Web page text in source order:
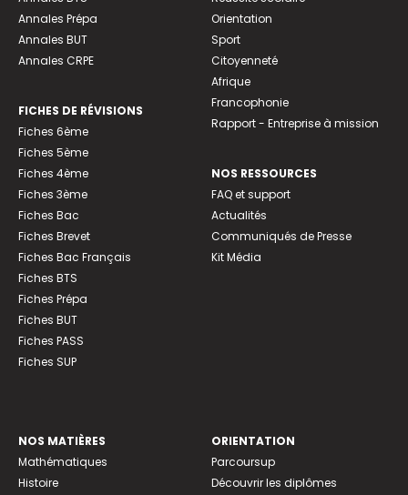
Annales Prépa
Annales BUT
Annales CRPE
FICHES DE RÉVISIONS
Fiches 6ème
Fiches 5ème
Fiches 4ème
Fiches 3ème
Fiches Bac
Fiches Brevet
Fiches Bac Français
Fiches BTS
Fiches Prépa
Fiches BUT
Fiches PASS
Fiches SUP
Orientation
Sport
Citoyenneté
Afrique
Francophonie
Rapport - Entreprise à mission
NOS RESSOURCES
FAQ et support
Actualités
Communiqués de Presse
Kit Média
NOS MATIÈRES
Mathématiques
Histoire
ORIENTATION
Parcoursup
Découvrir les diplômes